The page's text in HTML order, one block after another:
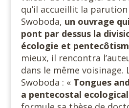
qu’il accueillit la parution
Swoboda, un ouvrage
pont par dessus la
écologie et
mieux, il rencontra
dans le même voisinage.
Swoboda : « Tongues
a pentecostal